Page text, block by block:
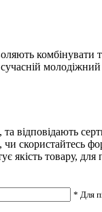
комбінувати
відповідають
скористайтесь
товару, для
* Для